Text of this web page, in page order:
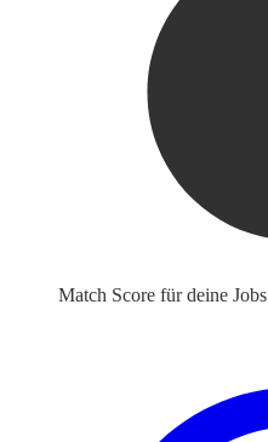
Match Score für deine Jobs